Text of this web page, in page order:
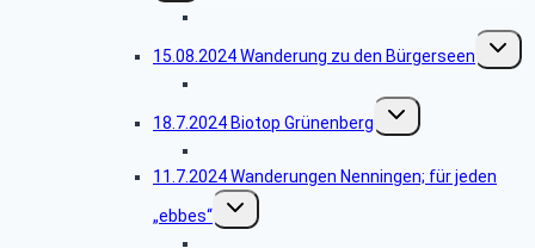
15.08.2024 Wanderung zu den Bürgerseen
18.7.2024 Biotop Grünenberg
Untermenü
umschalten
11.7.2024 Wanderungen Nenningen; für jeden
„ebbes“
Untermenü
umschalten